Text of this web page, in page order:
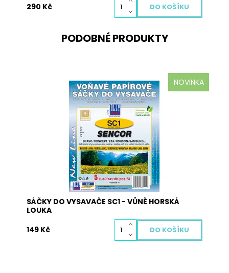
290 Kč
PODOBNÉ PRODUKTY
NOVINKA
Papírové SC1 Horská louka sáčky do vysavače
pro jednorázové použití výrobce Jolly, jsou
vyrobeny z několika vrstev filtračních materiálů,
které zaručují dokonalou filtraci prachu a
vysokou pevnost sáčků.
Skladem
3111S
SÁČKY DO VYSAVAČE SC1 - VŮNĚ HORSKÁ
LOUKA
149 Kč